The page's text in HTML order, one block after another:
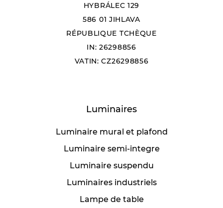
HYBRÁLEC 129
586 01 JIHLAVA
RÉPUBLIQUE TCHÈQUE
IN: 26298856
VATIN: CZ26298856
Luminaires
Luminaire mural et plafond
Luminaire semi-integre
Luminaire suspendu
Luminaires industriels
Lampe de table